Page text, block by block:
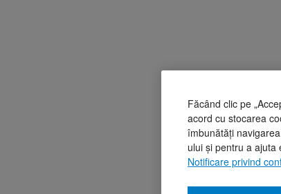
Făcând clic pe
acord cu stocarea
îmbunătăți
ului și pentru a ajuta
Notificare privind